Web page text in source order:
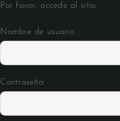
Por favor, accede al sitio.
Nombre de usuario
Contraseña